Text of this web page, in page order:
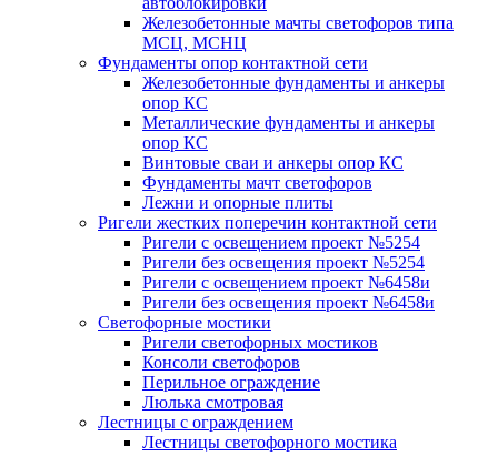
Железобетонные мачты светофоров типа
МСЦ, МСНЦ
Фундаменты опор контактной сети
Железобетонные фундаменты и анкеры
опор КС
Металлические фундаменты и анкеры
опор КС
Винтовые сваи и анкеры опор КС
Фундаменты мачт светофоров
Лежни и опорные плиты
Ригели жестких поперечин контактной сети
Ригели с освещением проект №5254
Ригели без освещения проект №5254
Ригели с освещением проект №6458и
Ригели без освещения проект №6458и
Светофорные мостики
Ригели светофорных мостиков
Консоли светофоров
Перильное ограждение
Люлька смотровая
Лестницы с ограждением
Лестницы светофорного мостика